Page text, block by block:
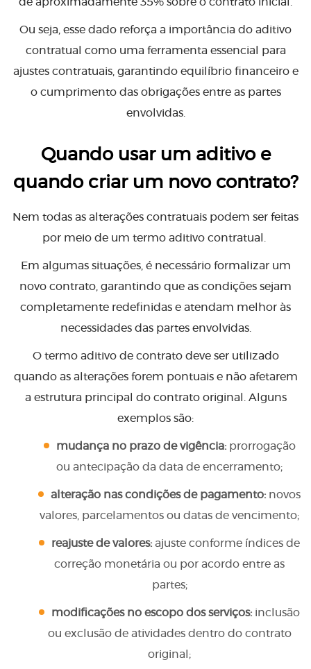
de aproximadamente 35% sobre o contrato inicial.
Ou seja, esse dado reforça a importância do aditivo
contratual como uma ferramenta essencial para
ajustes contratuais, garantindo equilíbrio financeiro e
o cumprimento das obrigações entre as partes
envolvidas.
Quando usar um aditivo e
quando criar um novo contrato?
Nem todas as alterações contratuais podem ser feitas
por meio de um termo aditivo contratual.
Em algumas situações, é necessário formalizar um
novo contrato, garantindo que as condições sejam
completamente redefinidas e atendam melhor às
necessidades das partes envolvidas.
O termo aditivo de contrato deve ser utilizado
quando as alterações forem pontuais e não afetarem
a estrutura principal do contrato original. Alguns
exemplos são:
mudança no prazo de vigência:prorrogação
ou antecipação da data de encerramento;
alteração nas condições de pagamento: novos
valores, parcelamentos ou datas de vencimento;
reajuste de valores: ajuste conforme índices de
correção monetária ou por acordo entre as
partes;
modificações no escopo dos serviços: inclusão
ou exclusão de atividades dentro do contrato
original;